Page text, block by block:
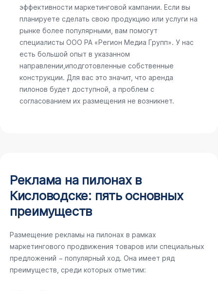
эффективности маркетинговой кампании. Если вы
планируете сделать свою продукцию или услуги на
рынке более популярными, вам помогут
специалисты ООО РА «Регион Медиа Групп». У нас
есть большой опыт в указанном
направлении,иподготовленные собственные
конструкции. Для вас это значит, что аренда
пилонов будет доступной, а проблем с
согласованием их размещения не возникнет.
Реклама на пилонах в
Кисловодске: пять основных
преимуществ
Размещение рекламы на пилонах в рамках
маркетингового продвижения товаров или специальных
предложений − популярный ход. Она имеет ряд
преимуществ, среди которых отметим: